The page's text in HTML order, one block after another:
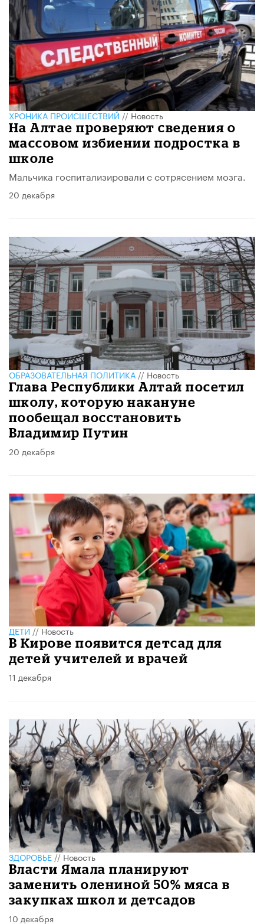
ХРОНИКА ПРОИСШЕСТВИЙ//Новость
На Алтае проверяют сведения о
массовом избиении подростка в
школе
Мальчика госпитализировали с сотрясением мозга.
20 декабря
ОБРАЗОВАТЕЛЬНАЯ ПОЛИТИКА//Новость
Глава Республики Алтай посетил
школу, которую накануне
пообещал восстановить
Владимир Путин
20 декабря
ДЕТИ//Новость
В Кирове появится детсад для
детей учителей и врачей
11 декабря
ЗДОРОВЬЕ//Новость
Власти Ямала планируют
заменить олениной 50% мяса в
закупках школ и детсадов
10 декабря